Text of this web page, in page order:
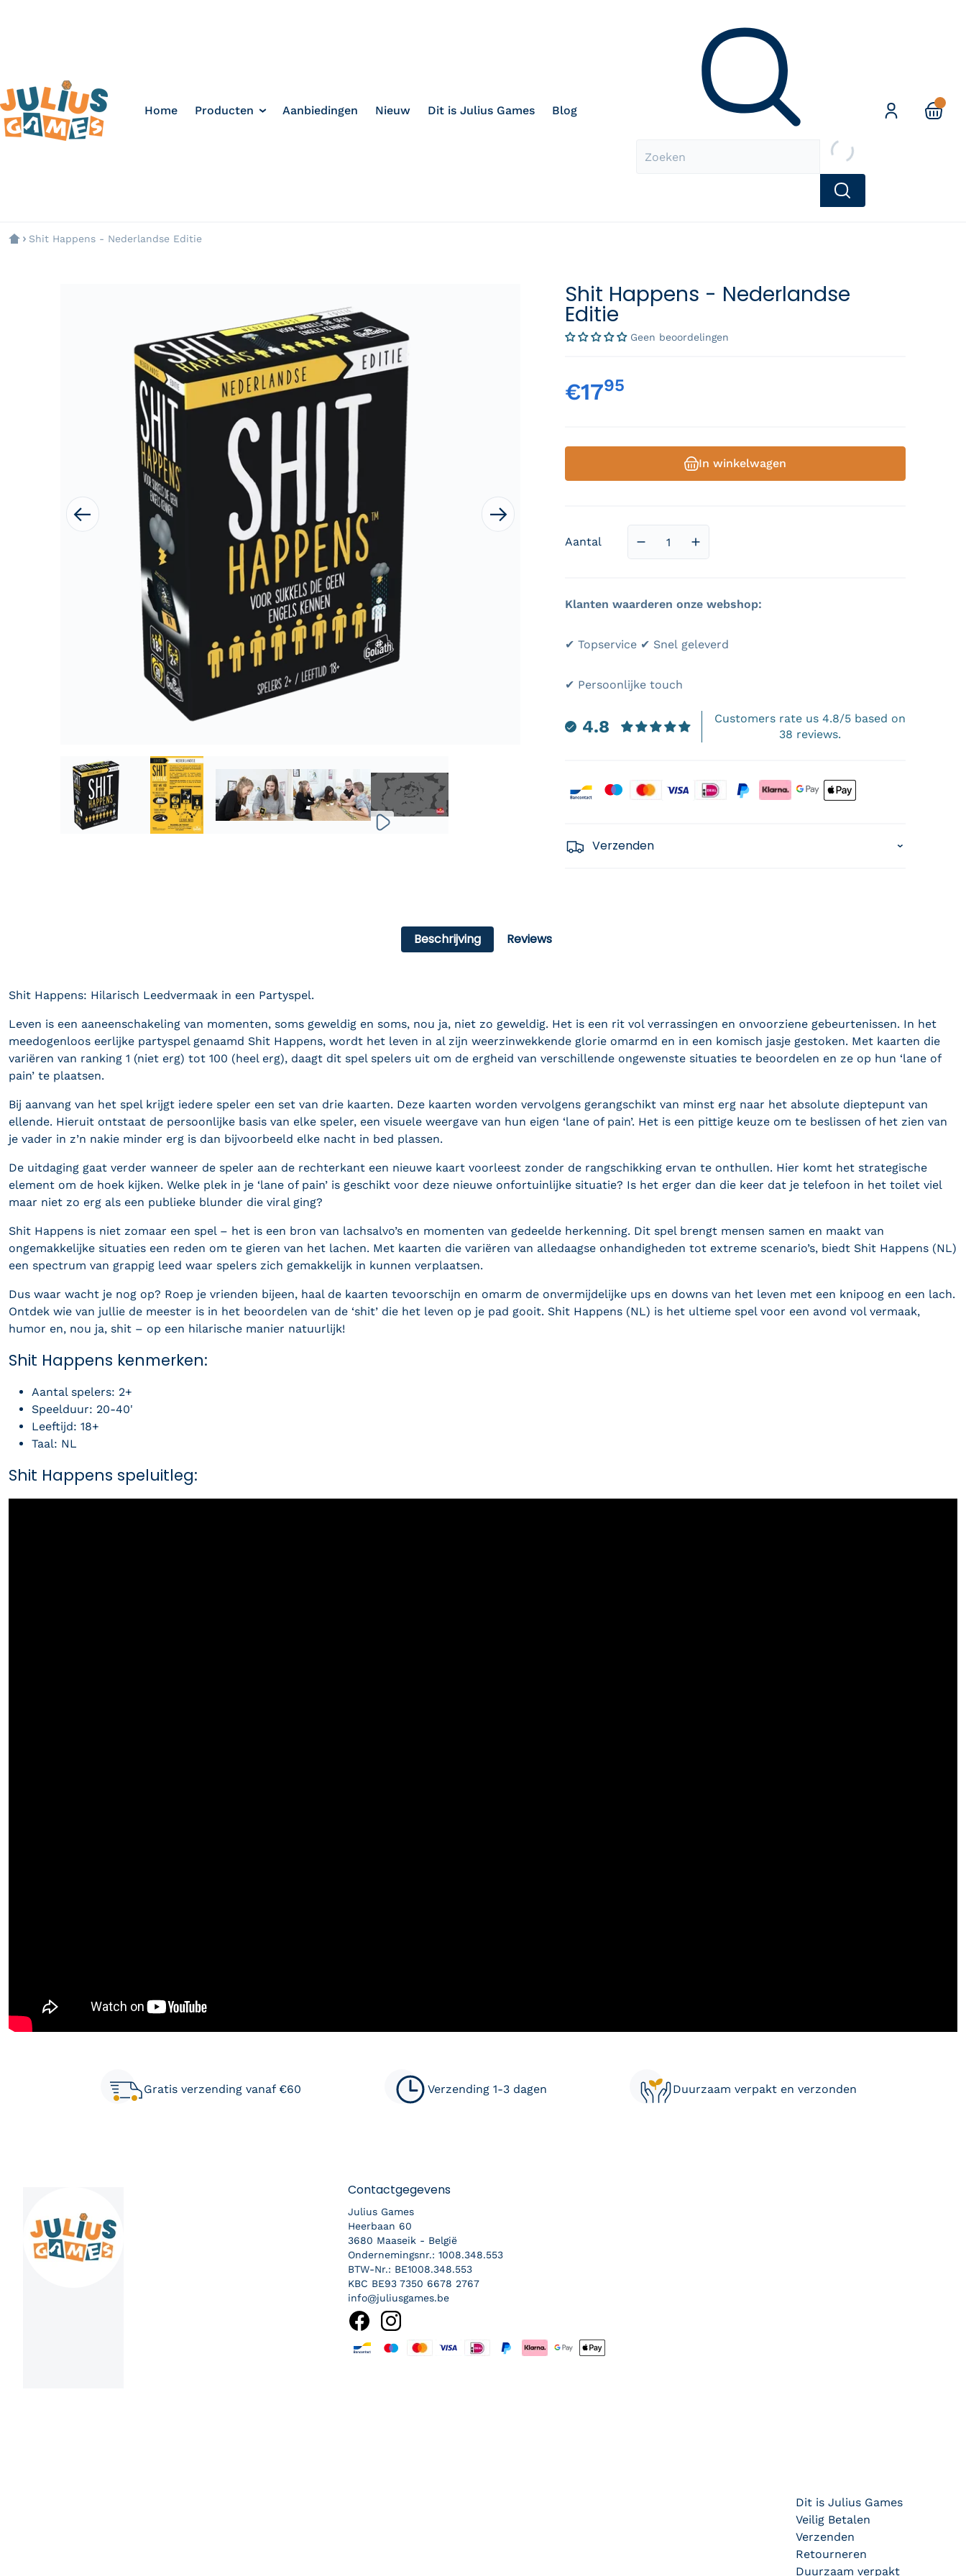
Home Producten Aanbiedingen Nieuw Dit is Julius Games Blog
Shit Happens - Nederlandse Editie
1 van media openen in galerieweergave
Shit Happens - Nederlandse
Editie
Geen beoordelingen
€17,
95
In winkelwagen
Aantal
Aantal verlagen voor Shit Happens - Nederlandse Editie
Aantal verhogen voor Shit Happens -
Klanten waarderen onze webshop:
✔ Topservice ✔ Snel geleverd
✔ Persoonlijke touch
4.8
Customers rate us 4.8/5 based on
38 reviews.
Payment icons
Verzenden
Beschrijving Reviews
Shit Happens: Hilarisch Leedvermaak in een Partyspel.
Leven is een aaneenschakeling van momenten, soms geweldig en soms, nou ja, niet zo geweldig. Het is een rit vol verrassingen en onvoorziene gebeurtenissen. In het
meedogenloos eerlijke partyspel genaamd Shit Happens, wordt het leven in al zijn weerzinwekkende glorie omarmd en in een komisch jasje gestoken. Met kaarten die
variëren van ranking 1 (niet erg) tot 100 (heel erg), daagt dit spel spelers uit om de ergheid van verschillende ongewenste situaties te beoordelen en ze op hun ‘lane of
pain’ te plaatsen.
Bij aanvang van het spel krijgt iedere speler een set van drie kaarten. Deze kaarten worden vervolgens gerangschikt van minst erg naar het absolute dieptepunt van
ellende. Hieruit ontstaat de persoonlijke basis van elke speler, een visuele weergave van hun eigen ‘lane of pain’. Het is een pittige keuze om te beslissen of het zien van
je vader in z’n nakie minder erg is dan bijvoorbeeld elke nacht in bed plassen.
De uitdaging gaat verder wanneer de speler aan de rechterkant een nieuwe kaart voorleest zonder de rangschikking ervan te onthullen. Hier komt het strategische
element om de hoek kijken. Welke plek in je ‘lane of pain’ is geschikt voor deze nieuwe onfortuinlijke situatie? Is het erger dan die keer dat je telefoon in het toilet viel
maar niet zo erg als een publieke blunder die viral ging?
Shit Happens is niet zomaar een spel – het is een bron van lachsalvo’s en momenten van gedeelde herkenning. Dit spel brengt mensen samen en maakt van
ongemakkelijke situaties een reden om te gieren van het lachen. Met kaarten die variëren van alledaagse onhandigheden tot extreme scenario’s, biedt Shit Happens (NL)
een spectrum van grappig leed waar spelers zich gemakkelijk in kunnen verplaatsen.
Dus waar wacht je nog op? Roep je vrienden bijeen, haal de kaarten tevoorschijn en omarm de onvermijdelijke ups en downs van het leven met een knipoog en een lach.
Ontdek wie van jullie de meester is in het beoordelen van de ‘shit’ die het leven op je pad gooit. Shit Happens (NL) is het ultieme spel voor een avond vol vermaak,
humor en, nou ja, shit – op een hilarische manier natuurlijk!
Shit Happens kenmerken:
Aantal spelers: 2+
Speelduur: 20-40'
Leeftijd: 18+
Taal: NL
Shit Happens speluitleg:
Deze zal je ook leuk vinden
Gratis verzending vanaf €60 Verzending 1-3 dagen Duurzaam verpakt en verzonden
Contactgegevens
Julius Games
Heerbaan 60
3680 Maaseik - België
Ondernemingsnr.: 1008.348.553
BTW-Nr.: BE1008.348.553
KBC BE93 7350 6678 2767
info@juliusgames.be
Betaalmethoden
Dit is Julius Games
Veilig Betalen
Verzenden
Retourneren
Duurzaam verpakt